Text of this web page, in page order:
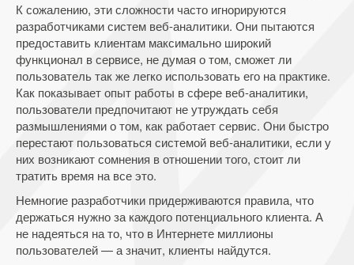
К сожалению, эти сложности часто игнорируются
разработчиками систем веб-аналитики. Они пытаются
предоставить клиентам максимально широкий
функционал в сервисе, не думая о том, сможет ли
пользователь так же легко использовать его на практике.
Как показывает опыт работы в сфере веб-аналитики,
пользователи предпочитают не утруждать себя
размышлениями о том, как работает сервис. Они быстро
перестают пользоваться системой веб-аналитики, если у
них возникают сомнения в отношении того, стоит ли
тратить время на все это.
Немногие разработчики придерживаются правила, что
держаться нужно за каждого потенциального клиента. А
не надеяться на то, что в Интернете миллионы
пользователей — а значит, клиенты найдутся.